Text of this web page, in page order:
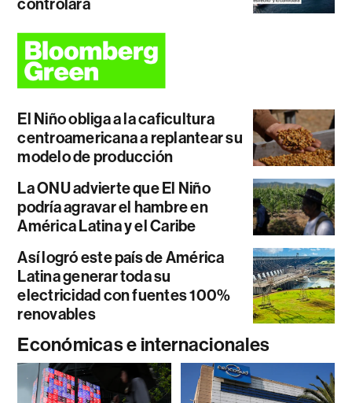
El Niño obliga a la caficultura
centroamericana a replantear su
modelo de producción
La ONU advierte que El Niño
podría agravar el hambre en
América Latina y el Caribe
Así logró este país de América
Latina generar toda su
electricidad con fuentes 100%
renovables
Económicas e internacionales